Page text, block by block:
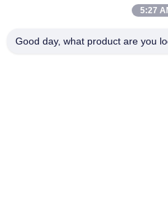
0,15 mm podłoże pakietu
5:27
Good day, what product are you